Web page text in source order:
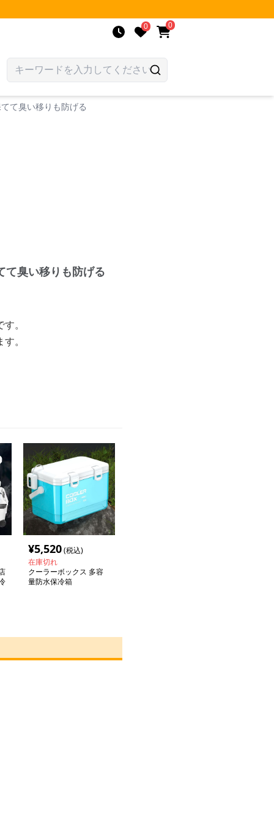
0 0
て臭い移りも防げる
て臭い移りも防げる
。
。
¥5,520(税込)
在庫切れ
クーラーボックス 多容
量防水保冷箱